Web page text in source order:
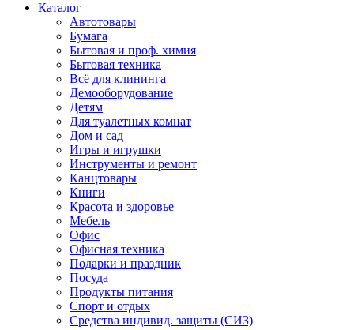
Каталог
Автотовары
Бумага
Бытовая и проф. химия
Бытовая техника
Всё для клининга
Демооборудование
Детям
Для туалетных комнат
Дом и сад
Игры и игрушки
Инструменты и ремонт
Канцтовары
Книги
Красота и здоровье
Мебель
Офис
Офисная техника
Подарки и праздник
Посуда
Продукты питания
Спорт и отдых
Средства индивид. защиты (СИЗ)